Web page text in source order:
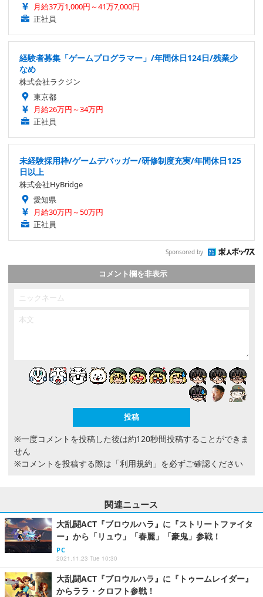
月給37万1,000円～41万7,000円
正社員
経験者募集「ゲームプログラマー」/年間休日124日/残業少
なめ
株式会社ラクジン
東京都
月給26万円～34万円
正社員
未経験採用枠/ゲームデバッガー/研修制度充実/年間休日125
日以上
株式会社HyBridge
愛知県
月給30万円～50万円
正社員
Sponsored by
コメント欄を非表示
※一度コメントを投稿した後は約120秒間投稿することができま
せん
※コメントを投稿する際は 「利用規約」 を必ずご確認ください
関連ニュース
大乱闘ACT『ブロウルハラ』に『ストリートファイタ
ー』から「リュウ」「春麗」「豪鬼」参戦！
PC
2021.11.23 Tue 10:30
大乱闘ACT『ブロウルハラ』に『トゥームレイダー』
からララ・クロフト参戦！